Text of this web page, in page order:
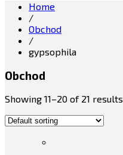
Home
/
Obchod
/
gypsophila
Obchod
Showing 11–20 of 21 results